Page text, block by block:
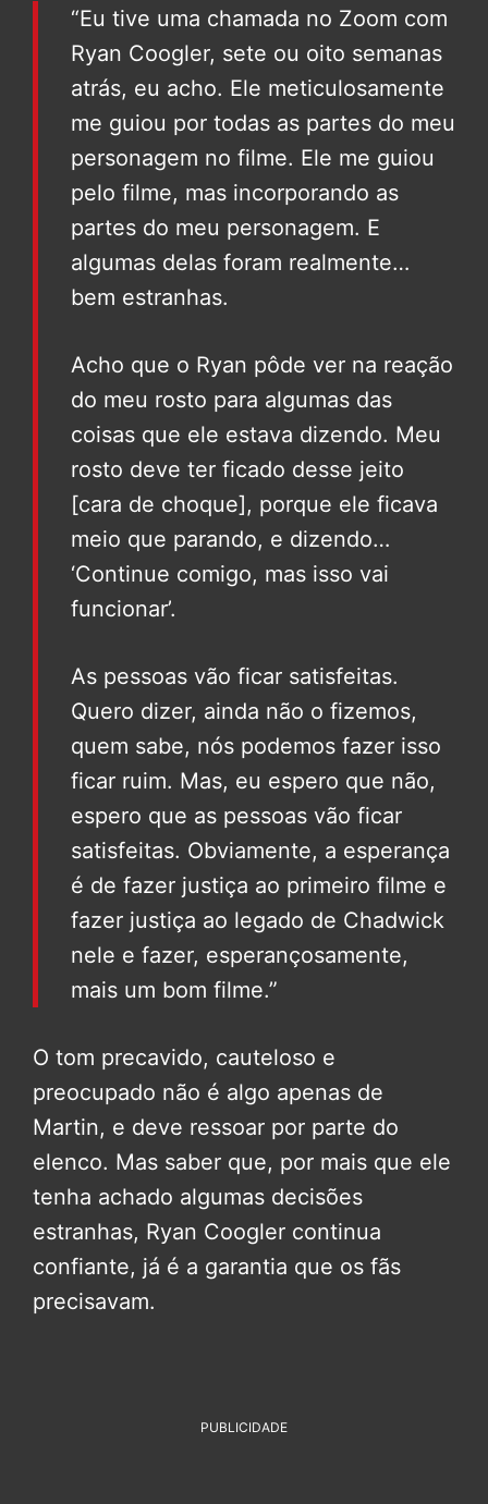
“Eu tive uma chamada no Zoom com
Ryan Coogler, sete ou oito semanas
atrás, eu acho. Ele meticulosamente
me guiou por todas as partes do meu
personagem no filme. Ele me guiou
pelo filme, mas incorporando as
partes do meu personagem. E
algumas delas foram realmente…
bem estranhas.
Acho que o Ryan pôde ver na reação
do meu rosto para algumas das
coisas que ele estava dizendo. Meu
rosto deve ter ficado desse jeito
[cara de choque], porque ele ficava
meio que parando, e dizendo…
‘Continue comigo, mas isso vai
funcionar’.
As pessoas vão ficar satisfeitas.
Quero dizer, ainda não o fizemos,
quem sabe, nós podemos fazer isso
ficar ruim. Mas, eu espero que não,
espero que as pessoas vão ficar
satisfeitas. Obviamente, a esperança
é de fazer justiça ao primeiro filme e
fazer justiça ao legado de Chadwick
nele e fazer, esperançosamente,
mais um bom filme.”
O tom precavido, cauteloso e
preocupado não é algo apenas de
Martin, e deve ressoar por parte do
elenco. Mas saber que, por mais que ele
tenha achado algumas decisões
estranhas, Ryan Coogler continua
confiante, já é a garantia que os fãs
precisavam.
PUBLICIDADE